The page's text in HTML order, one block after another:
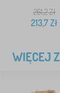
261,2Zł
213,7Zł
WIĘCEJ